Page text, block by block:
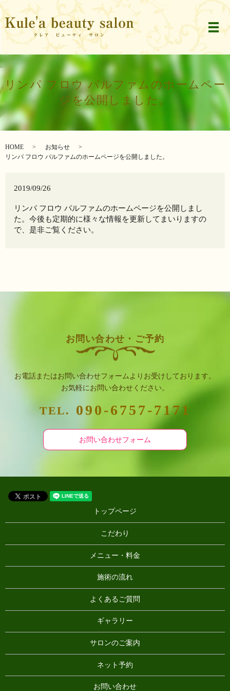
メ
リンパ フロウ パルファムのホームペー
ジを公開しました。
HOME
お知らせ
リンパ フロウ パルファムのホームページを公開しました。
2019/09/26
リンパ フロウ パルファムのホームページを公開しまし
た。今後も定期的に様々な情報を更新してまいりますの
で、是非ご覧ください。
お問い合わせ・ご予約
お電話またはお問い合わせフォームよりお受けしております。
お気軽にお問い合わせください。
TEL. 090-6757-7171
お問い合わせフォーム
トップページ
こだわり
メニュー・料金
施術の流れ
よくあるご質問
ギャラリー
サロンのご案内
ネット予約
お問い合わせ